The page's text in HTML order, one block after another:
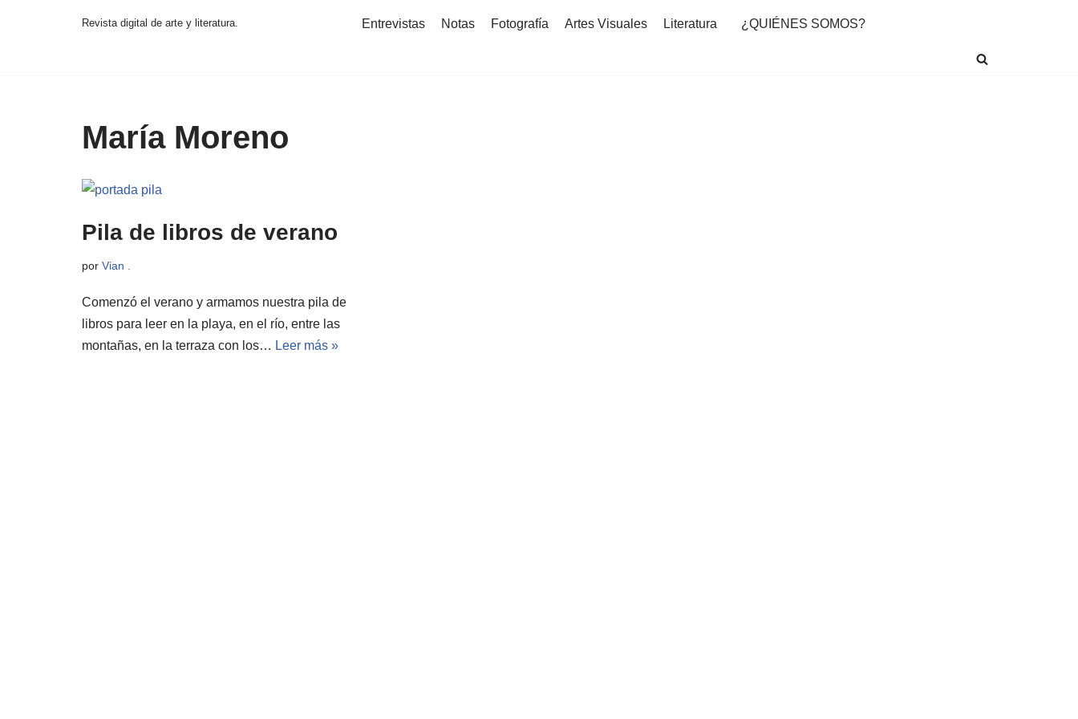
Revista digital de arte y literatura. Entrevistas Notas Fotografía Artes Visuales Literatura ¿QUIÉNES SOMOS?
María Moreno
Pila de libros de verano
por Vian .
Comenzó el verano y armamos nuestra pila de
libros para leer en la playa, en el río, entre las
montañas, en la terraza con los… Leer más »